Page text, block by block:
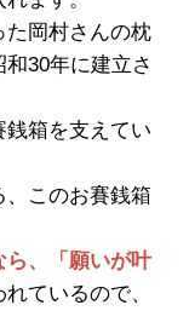
た岡村さんの枕
30年に建立さ
銭箱を支えてい
このお賽銭箱
ら、「願いが叶
れているので、